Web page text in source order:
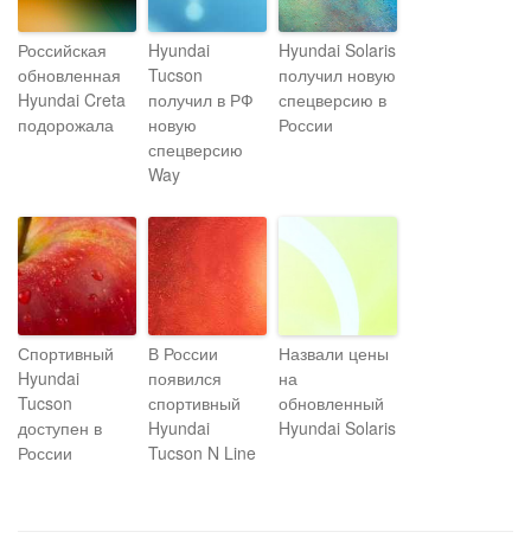
Российская
обновленная
Hyundai Creta
подорожала
Hyundai
Tucson
получил в РФ
новую
спецверсию
Way
Hyundai Solaris
получил новую
спецверсию в
России
Спортивный
Hyundai
Tucson
доступен в
России
В России
появился
спортивный
Hyundai
Tucson N Line
Назвали цены
на
обновленный
Hyundai Solaris